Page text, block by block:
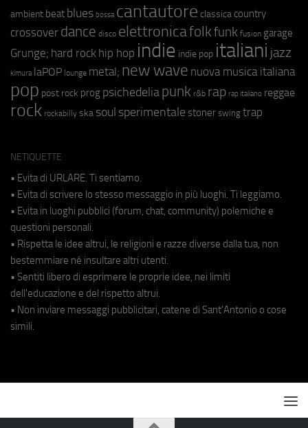
ambient beat blues bossa cantautore classica country
crossover dance disco elettronicafolkfunk fusion garage
Grunge; hard rock hip hop indie indie pop italiani jazz
kimura laPOP lounge metal; new wave nuova musica italiana
pop post rock prog psichedeliapunk r&b rap rap italiano reggae
rock rockabilly ska soul sperimentale stoner swing trap
NETIQUETTE
• Evita di URLARE. Ti sentiamo.
• Evita di scrivere lo stesso messaggio in più luoghi. Ti leggiamo.
• Evita in luoghi pubblici (forum, chat, community) polemiche e
questioni personali.
• Rispetta le idee altrui, le religioni e razze diverse dalla tua, non
bestemmiare né insultare altri utenti.
• Sentiti libero di esprimere le proprie idee, nei limiti
dell'educazione e del rispetto altrui.
• Non inviare messaggi pubblicitari, catene di Sant'Antonio o cose
simili.